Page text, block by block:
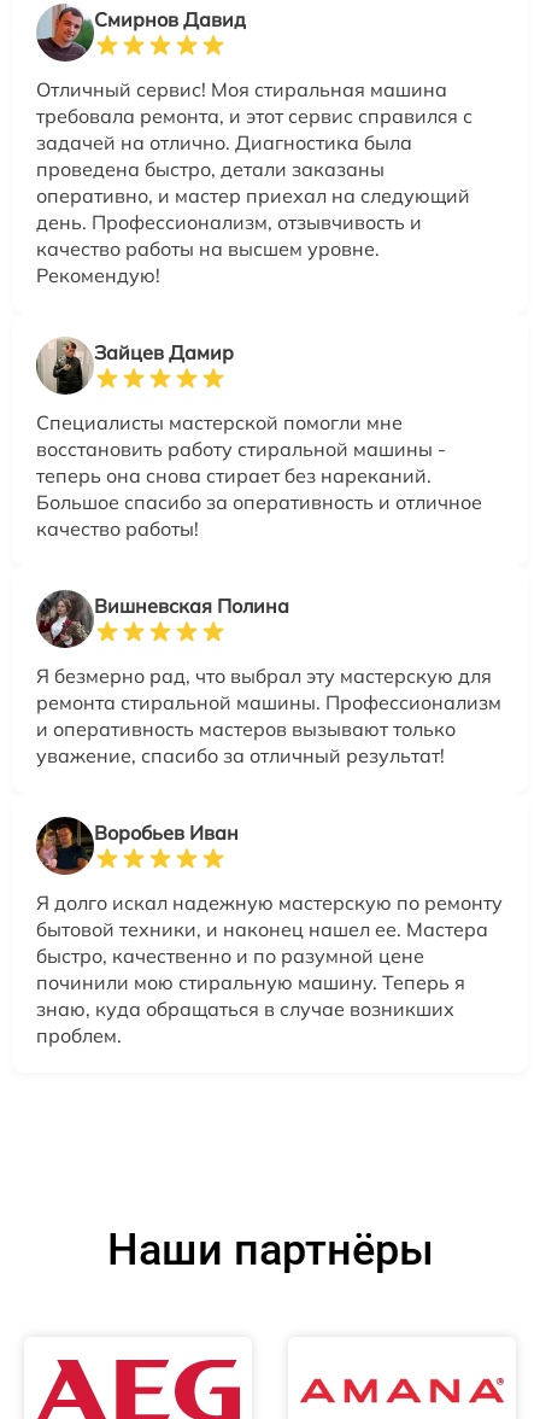
Смирнов Давид
Отличный сервис! Моя стиральная машина
требовала ремонта, и этот сервис справился с
задачей на отлично. Диагностика была
проведена быстро, детали заказаны
оперативно, и мастер приехал на следующий
день. Профессионализм, отзывчивость и
качество работы на высшем уровне.
Рекомендую!
Зайцев Дамир
Специалисты мастерской помогли мне
восстановить работу стиральной машины -
теперь она снова стирает без нареканий.
Большое спасибо за оперативность и отличное
качество работы!
Вишневская Полина
Я безмерно рад, что выбрал эту мастерскую для
ремонта стиральной машины. Профессионализм
и оперативность мастеров вызывают только
уважение, спасибо за отличный результат!
Воробьев Иван
Я долго искал надежную мастерскую по ремонту
бытовой техники, и наконец нашел ее. Мастера
быстро, качественно и по разумной цене
починили мою стиральную машину. Теперь я
знаю, куда обращаться в случае возникших
проблем.
Наши партнёры